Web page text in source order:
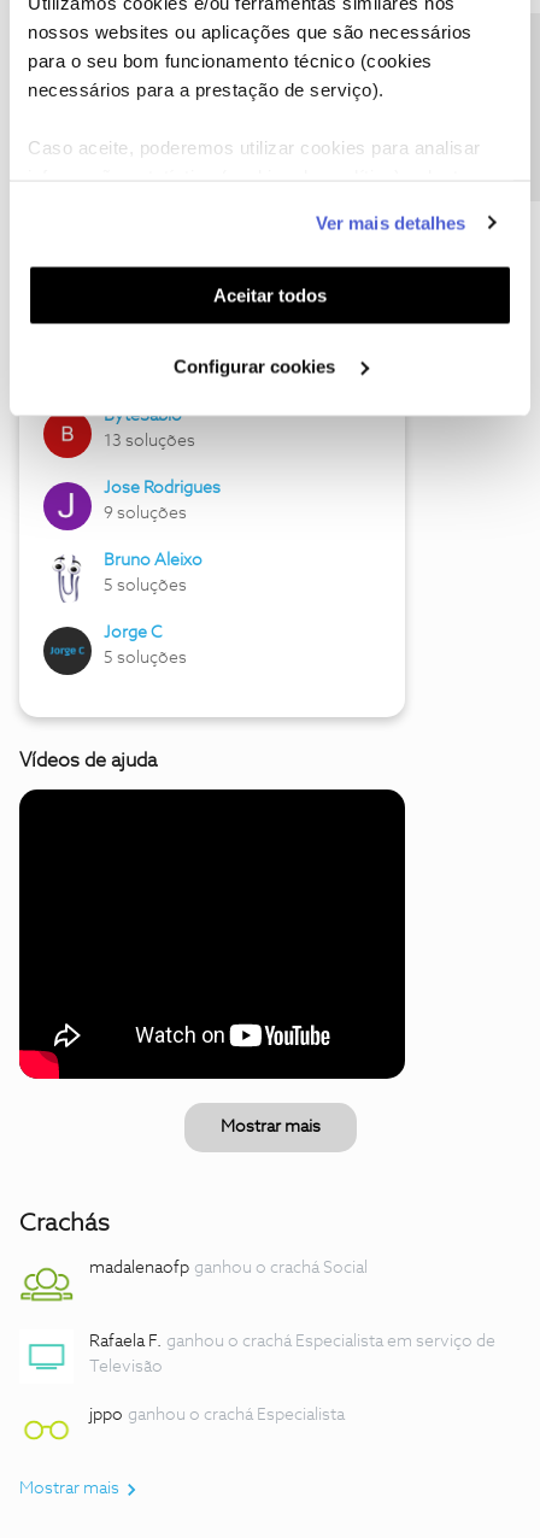
nossos websites ou aplicações que são necessários
para o seu bom funcionamento técnico (cookies
necessários para a prestação de serviço).
Caso aceite, poderemos utilizar cookies para analisar
funcionalidades (cookies de personalização e
funcionalidade) e adaptar anúncios aos seus interesses
(cookies de publicidade personalizada). Pode gerir a
utilização dos cookies clicando em "Configurar
Ver mais detalhes
Aceitar todos
Configurar cookies
Descubra as novidades de julho
Hall of Fame de julho
17 soluções
ByteSábio
13 soluções
Jose Rodrigues
9 soluções
Bruno Aleixo
5 soluções
Jorge C
5 soluções
Vídeos de ajuda
Mostrar mais
Crachás
madalenaofp ganhou o crachá Social
Rafaela F. ganhou o crachá Especialista em serviço de
Televisão
jppo ganhou o crachá Especialista
Mostrar mais